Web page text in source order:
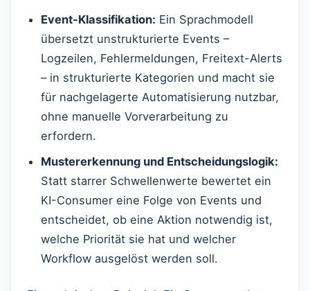
Event-Klassifikation: Ein Sprachmodell
übersetzt unstrukturierte Events –
Logzeilen, Fehlermeldungen, Freitext-Alerts
– in strukturierte Kategorien und macht sie
für nachgelagerte Automatisierung nutzbar,
ohne manuelle Vorverarbeitung zu
erfordern.
Mustererkennung und Entscheidungslogik:
Statt starrer Schwellenwerte bewertet ein
KI-Consumer eine Folge von Events und
entscheidet, ob eine Aktion notwendig ist,
welche Priorität sie hat und welcher
Workflow ausgelöst werden soll.